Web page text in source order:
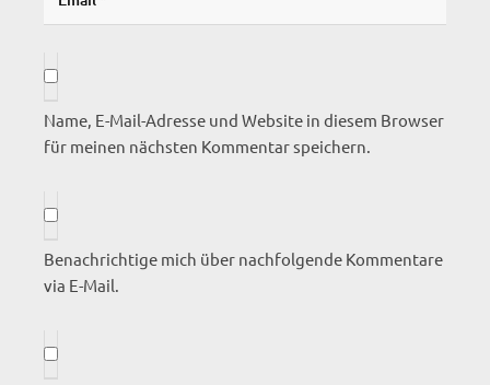
Name, E-Mail-Adresse und Website in diesem Browser
für meinen nächsten Kommentar speichern.
Benachrichtige mich über nachfolgende Kommentare
via E-Mail.